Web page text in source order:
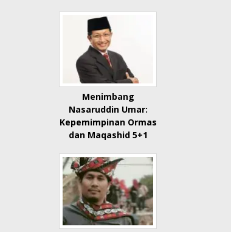
Menimbang
Nasaruddin Umar:
Kepemimpinan Ormas
dan Maqashid 5+1